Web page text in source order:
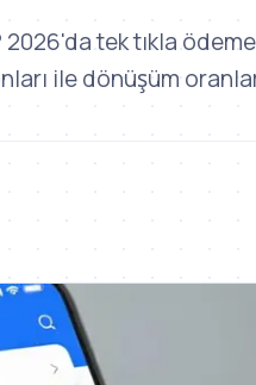
2026'da tek tıkla
ile dönüşüm